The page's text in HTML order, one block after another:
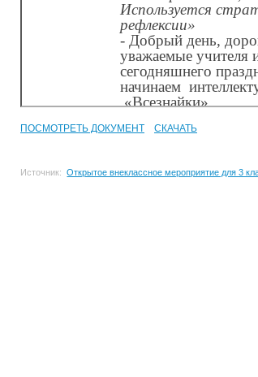
ПОСМОТРЕТЬ ДОКУМЕНТ СКАЧАТЬ
Источник: Открытое внеклассное мероприятие для 3